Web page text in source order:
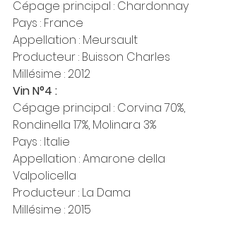
Cépage principal : Chardonnay
Pays : France
Appellation : Meursault
Producteur : Buisson Charles
Millésime : 2012
Vin N°4 :
Cépage principal : Corvina 70%,
Rondinella 17%, Molinara 3%
Pays : Italie
Appellation : Amarone della
Valpolicella
Producteur : La Dama
Millésime : 2015